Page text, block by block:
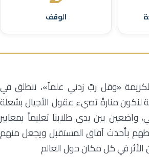
الوقف
«وقل ربِّ زدني علماً»، ننطلق في
لنكون منارةً تضيء عقول الأجيال بشعلة
واضعين بين يدي طلابنا تعليماً بمعايير
بأحدث آفاق المستقبل ويجعل منهم
في كل مكان حول العالم